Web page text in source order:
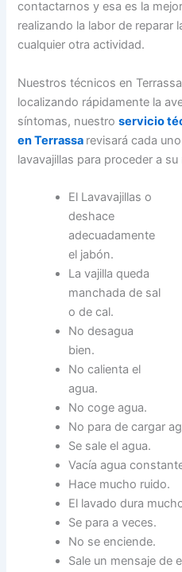
contactarnos y esa es la
realizando la labor de reparar
cualquier otra actividad.
Nuestros técnicos en
localizando rápidamente la
síntomas, nuestroservicio
en Terrassa revisará cada
lavavajillas para proceder a su
El Lavavajillas o
deshace
adecuadamente
el jabón.
La vajilla queda
manchada de sal
o de cal.
No desagua
bien.
No calienta el
agua.
No coge agua.
No para de cargar
Se sale el agua.
Vacía agua
Hace mucho ruido.
El lavado dura
Se para a veces.
No se enciende.
Sale un mensaje de